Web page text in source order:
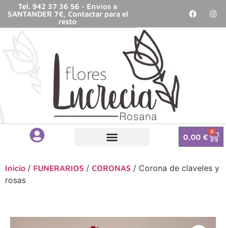
Tel. 942 37 36 56 - Envíos a
SANTANDER 7€, Contactar para el
resto
0,00€
0
Inicio / FUNERARIOS / CORONAS / Corona de claveles y
rosas